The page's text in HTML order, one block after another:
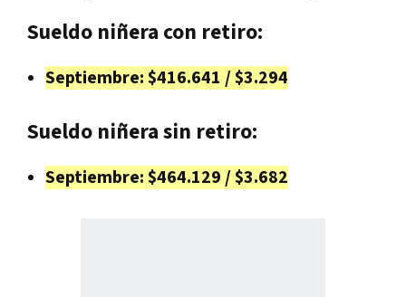
Sueldo niñera con retiro:
Septiembre: $416.641 / $3.294
Sueldo niñera sin retiro:
Septiembre: $464.129 / $3.682